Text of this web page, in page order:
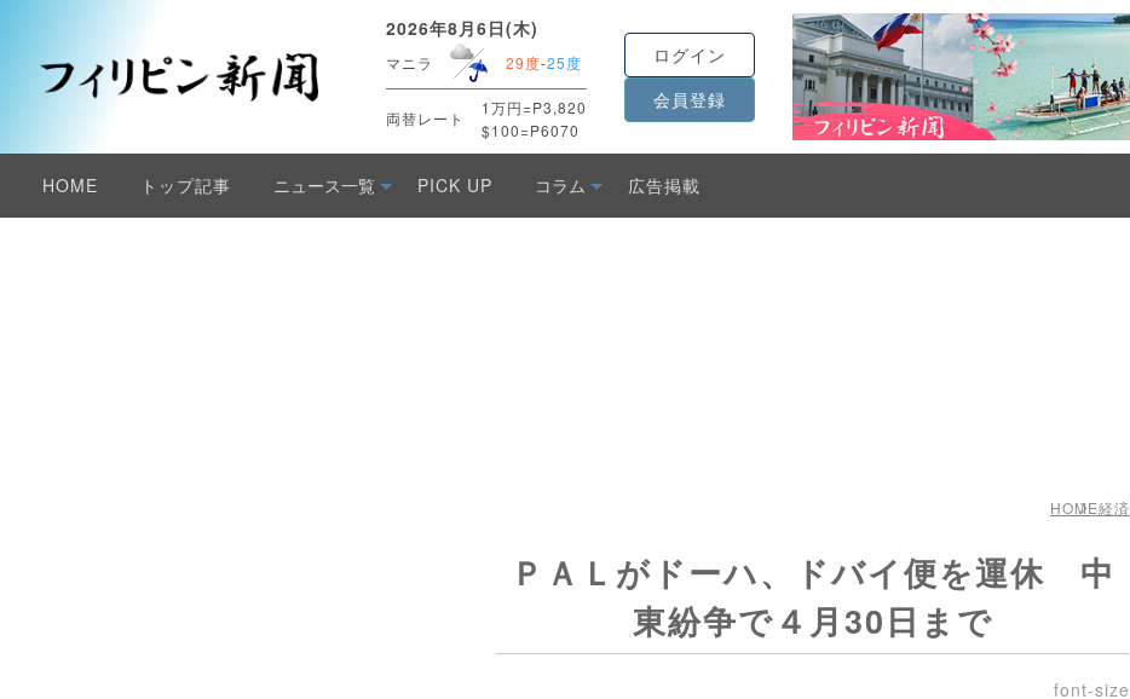
2026年8月6日(木)
マニラ 29度-25度
両替レート
1万円=P3,820
$100=P6070
ログイン
会員登録
HOME トップ記事 ニュース一覧 PICK UP コラム 広告掲載
HOME経済
ＰＡＬがドーハ、ドバイ便を運休 中
東紛争で４月30日まで